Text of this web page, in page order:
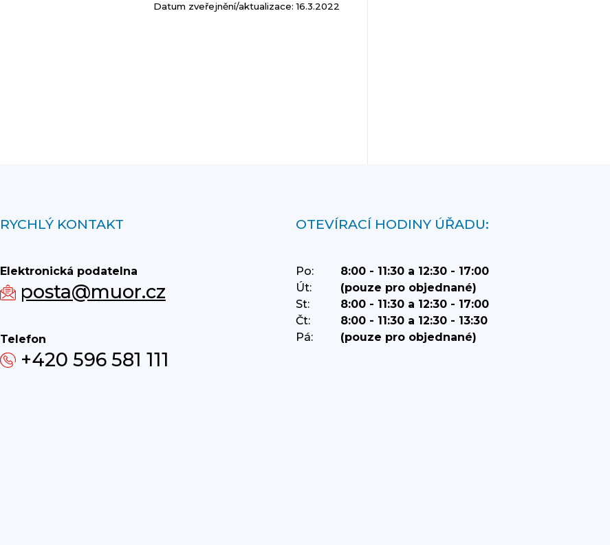
Datum zveřejnění/aktualizace: 16.3.2022
RYCHLÝ KONTAKT
Elektronická podatelna
posta@muor.cz
Telefon
+420 596 581 111
OTEVÍRACÍ HODINY ÚŘADU:
Po:
8:00 - 11:30 a 12:30 - 17:00
Út:
(pouze pro objednané)
St:
8:00 - 11:30 a 12:30 - 17:00
Čt:
8:00 - 11:30 a 12:30 - 13:30
Pá:
(pouze pro objednané)